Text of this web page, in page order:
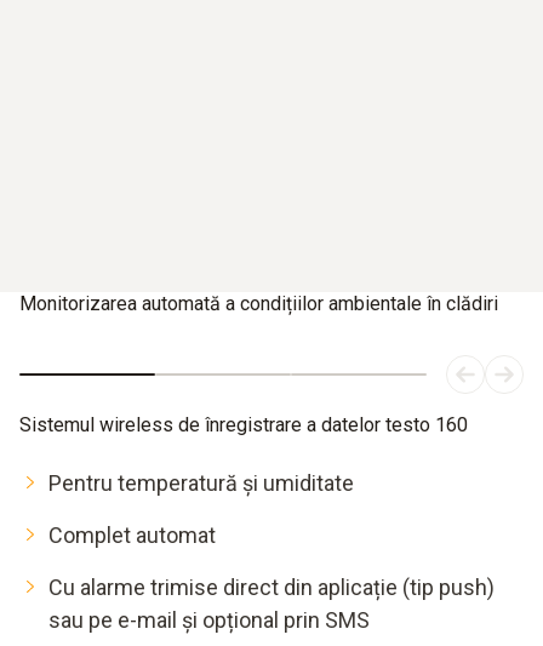
Monitorizarea automată a condițiilor ambientale în clădiri
Sistemul wireless de înregistrare a datelor testo 160
Pentru temperatură și umiditate
Complet automat
Cu alarme trimise direct din aplicație (tip push)
sau pe e-mail și opțional prin SMS